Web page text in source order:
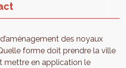
des noyaux
forme doit prendre la ville
mettre en application le